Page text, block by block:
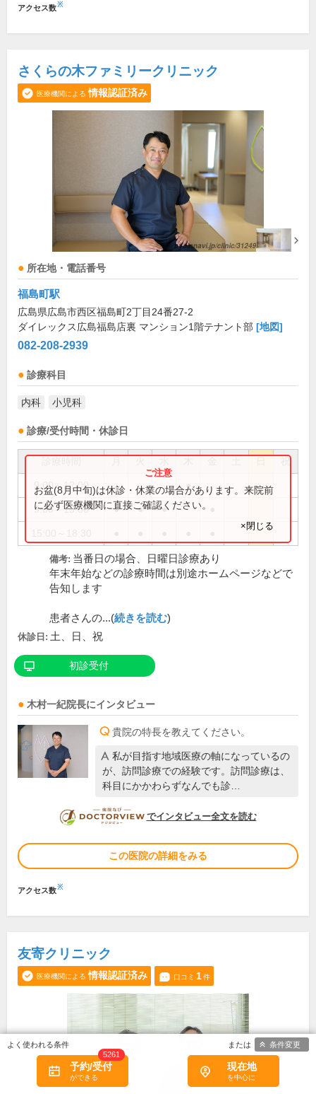
アクセス数※
さくらの木ファミリークリニック
医療機関による 情報認証済み
所在地・電話番号
福島町駅
広島県広島市西区福島町2丁目24番27-2
ダイレックス広島福島店裏 マンション1階テナント部 [地図]
082-208-2939
診療科目
内科 小児科
診療/受付時間・休診日
祝
9:00～12:00 ●
9:00～13:00 ● ● ●
お盆(8月中旬)は休診・休業の場合があります。来院前
に必ず医療機関に直接ご確認ください。
×閉じる
備考: 当番日の場合、日曜日診療あり
年末年始などの診療時間は別途ホームページなどで
告知します
患者さんの...(続きを読む)
休診日: 土、日、祝
初診受付
木村一紀院長にインタビュー
貴院の特長を教えてください。
私が目指す地域医療の軸になっているの
が、訪問診療での経験です。訪問診療は、
科目にかかわらずなんでも診…
DOCTORVIEW
でインタビュー全文を読む
この医院の詳細をみる
アクセス数※
友寄クリニック
医療機関による 情報認証済み 口コミ 1件
予約/受付
5261
現在地
条件変更